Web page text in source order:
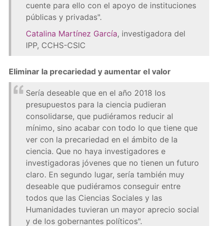
cuente para ello con el apoyo de instituciones
públicas y privadas".
Catalina Martínez García, investigadora del
IPP, CCHS-CSIC
Eliminar la precariedad y aumentar el valor
Sería deseable que en el año 2018 los
presupuestos para la ciencia pudieran
consolidarse, que pudiéramos reducir al
mínimo, sino acabar con todo lo que tiene que
ver con la precariedad en el ámbito de la
ciencia. Que no haya investigadores e
investigadoras jóvenes que no tienen un futuro
claro. En segundo lugar, sería también muy
deseable que pudiéramos conseguir entre
todos que las Ciencias Sociales y las
Humanidades tuvieran un mayor aprecio social
y de los gobernantes políticos".